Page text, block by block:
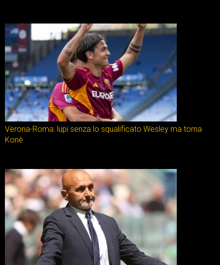
Verona-Roma: lupi senza lo squalificato Wesley ma torna
Konè